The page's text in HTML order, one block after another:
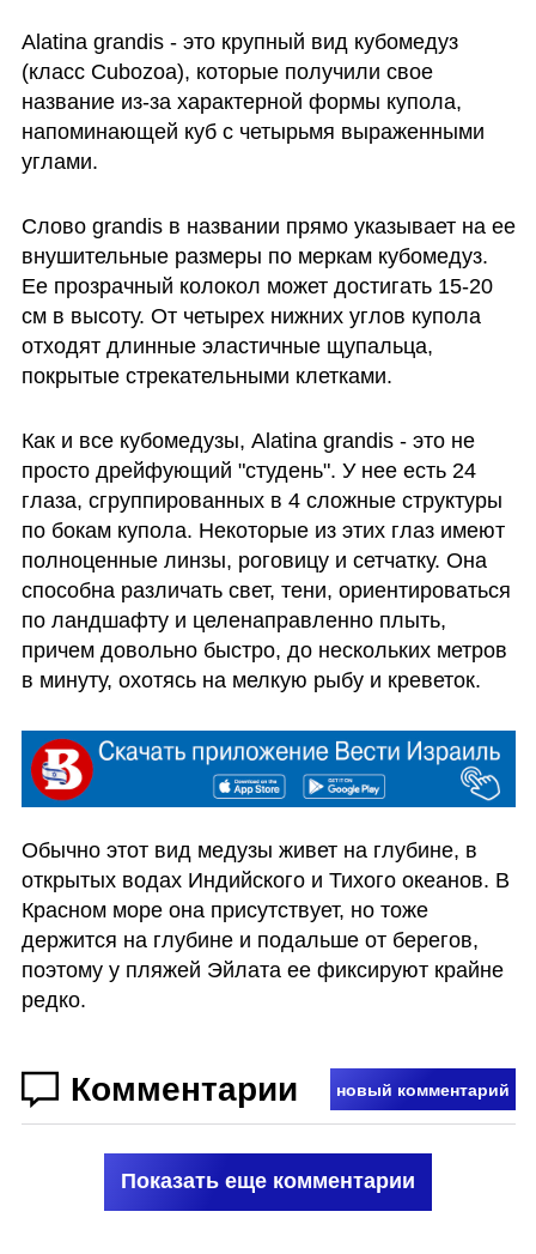
Alatina grandis - это крупный вид кубомедуз
(класс Cubozoa), которые получили свое
название из-за характерной формы купола,
напоминающей куб с четырьмя выраженными
углами.
Слово grandis в названии прямо указывает на ее
внушительные размеры по меркам кубомедуз.
Ее прозрачный колокол может достигать 15-20
см в высоту. От четырех нижних углов купола
отходят длинные эластичные щупальца,
покрытые стрекательными клетками.
Как и все кубомедузы, Alatina grandis - это не
просто дрейфующий "студень". У нее есть 24
глаза, сгруппированных в 4 сложные структуры
по бокам купола. Некоторые из этих глаз имеют
полноценные линзы, роговицу и сетчатку. Она
способна различать свет, тени, ориентироваться
по ландшафту и целенаправленно плыть,
причем довольно быстро, до нескольких метров
в минуту, охотясь на мелкую рыбу и креветок.
Обычно этот вид медузы живет на глубине, в
открытых водах Индийского и Тихого океанов. В
Красном море она присутствует, но тоже
держится на глубине и подальше от берегов,
поэтому у пляжей Эйлата ее фиксируют крайне
редко.
Комментарии новый комментарий
Показать еще комментарии